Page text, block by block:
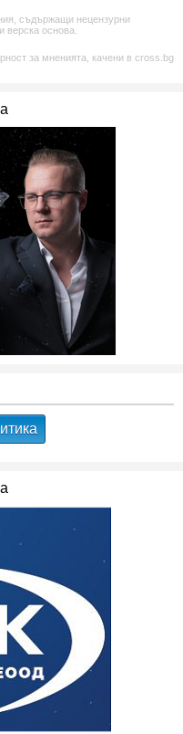
съдържащи нецензурни
верска основа.
за мненията, качени в cross.bg